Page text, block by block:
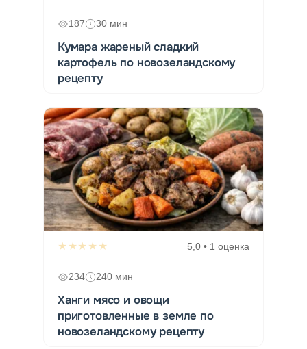
187 30 мин
Кумара жареный сладкий
картофель по новозеландскому
рецепту
★★★★★ 5,0 • 1 оценка
234 240 мин
Ханги мясо и овощи
приготовленные в земле по
новозеландскому рецепту